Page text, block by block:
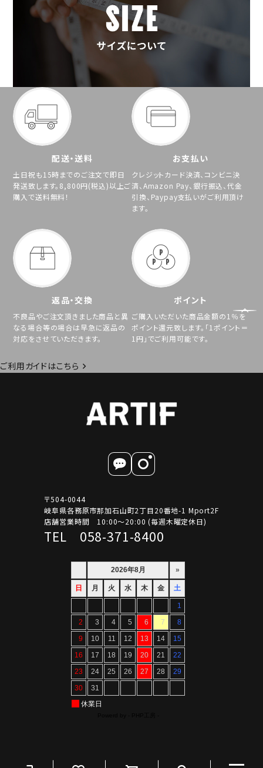
配送・送料
土日祝も15時までのご注文で即日
発送致します。8,800円(税込)以上ご
購入で送料無料！
お支払い
クレジットカード決済、コンビニ決
済、Amazon Pay、銀行振込、代金
引換、Paypay支払いがご利用頂け
ます。
返品・交換
不良品やご注文頂きました商品と異
なる場合等の場合は早急に返品の
対応をさせていただきます。
ポイント
ご購入いただいた商品金額の1％を
ポイント還元致します。「1ポイント＝
1円」でご利用可能です。
ご利用ガイドはこちら
〒504-0044
岐阜県各務原市那加石山町2丁目20番地-1 Mport2F
店舗営業時間 10:00～20:00 (毎週木曜定休日)
TEL 058-371-8400
Copyright ©ARTIF All Rights Reserved.